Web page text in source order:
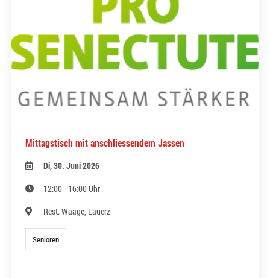
Mittagstisch mit anschliessendem Jassen
Di, 30. Juni 2026
12:00 - 16:00 Uhr
Rest. Waage, Lauerz
Senioren